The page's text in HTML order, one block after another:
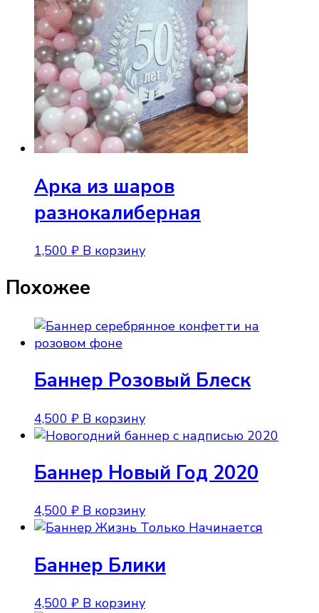
Арка из шаров
разнокалиберная
1,500 ₽ В корзину
Похожее
Баннер Розовый Блеск
4,500 ₽ В корзину
Баннер Новый Год 2020
4,500 ₽ В корзину
Баннер Блики
4,500 ₽ В корзину